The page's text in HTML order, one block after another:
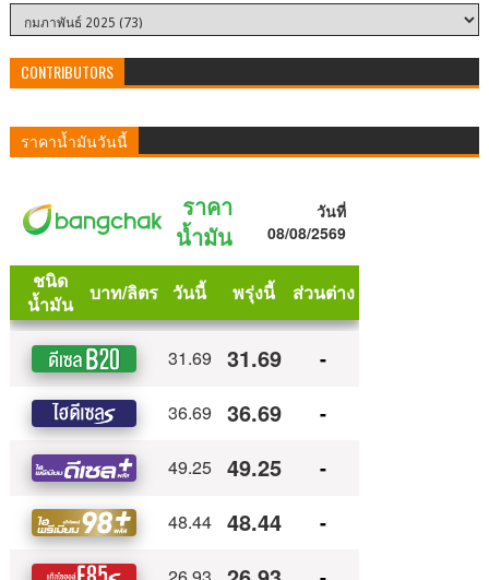
CONTRIBUTORS
ราคาน้ำมันวันนี้